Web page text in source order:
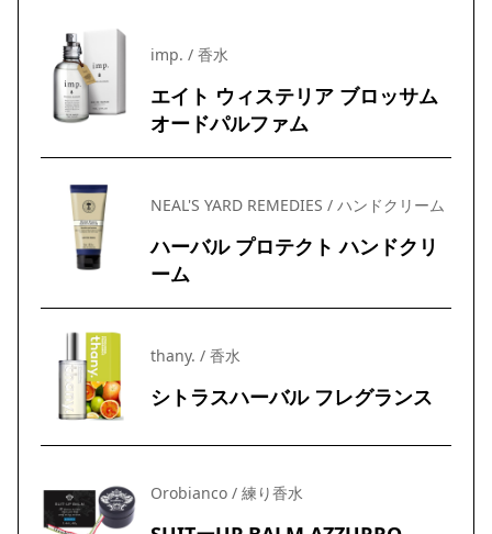
imp. / 香水
エイト ウィステリア ブロッサム
オードパルファム
NEAL'S YARD REMEDIES / ハンドクリーム
ハーバル プロテクト ハンドクリ
ーム
thany. / 香水
シトラスハーバル フレグランス
Orobianco / 練り香水